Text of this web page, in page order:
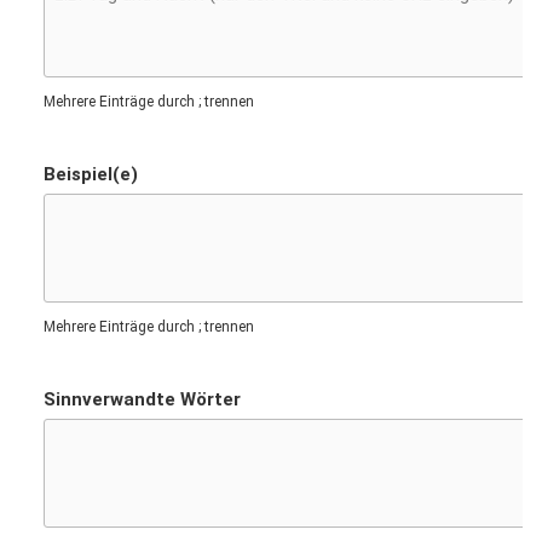
Mehrere Einträge durch ; trennen
Beispiel(e)
Mehrere Einträge durch ; trennen
Sinnverwandte Wörter